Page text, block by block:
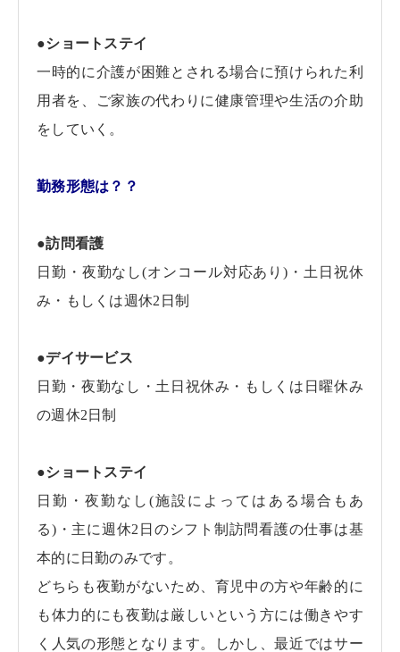
●ショートステイ
一時的に介護が困難とされる場合に預けられた利
用者を、ご家族の代わりに健康管理や生活の介助
をしていく。
勤務形態は？？
●訪問看護
日勤・夜勤なし(オンコール対応あり)・土日祝休
み・もしくは週休2日制
●デイサービス
日勤・夜勤なし・土日祝休み・もしくは日曜休み
の週休2日制
●ショートステイ
日勤・夜勤なし(施設によってはある場合もあ
る)・主に週休2日のシフト制訪問看護の仕事は基
本的に日勤のみです。
どちらも夜勤がないため、育児中の方や年齢的に
も体力的にも夜勤は厳しいという方には働きやす
く人気の形態となります。
しかし、最近ではサー